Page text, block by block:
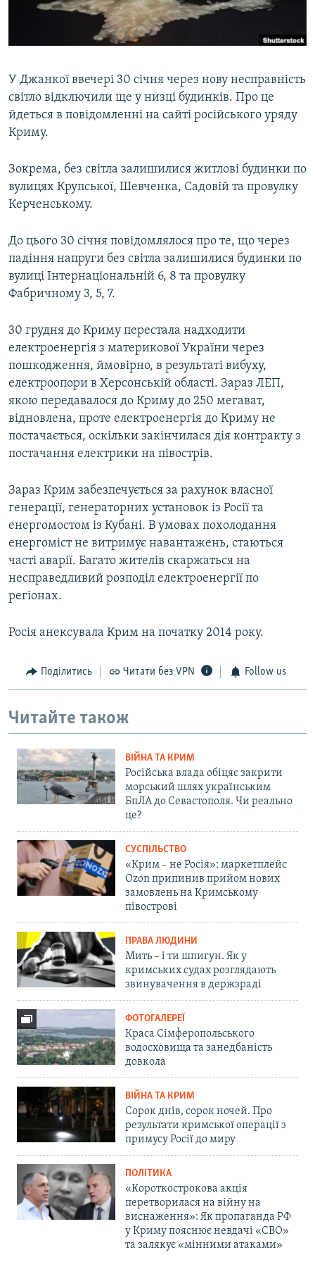
ВІДЕОУРОКИ «ELIFBE»
СВІДЧЕННЯ ОКУПАЦІЇ
Qırımtatar
ДОЛУЧАЙСЯ!
У Джанкої ввечері 30 січня через нову несправність
світло відключили ще у низці будинків. Про це
йдеться в повідомленні на сайті російського уряду
Криму.
Зокрема, без світла залишилися житлові будинки по
вулицях Крупської, Шевченка, Садовій та провулку
Керченському.
До цього 30 січня повідомлялося про те, що через
падіння напруги без світла залишилися будинки по
вулиці Інтернаціональній 6, 8 та провулку
Фабричному 3, 5, 7.
30 грудня до Криму перестала надходити
електроенергія з материкової України через
пошкодження, ймовірно, в результаті вибуху,
електроопори в Херсонській області. Зараз ЛЕП,
якою передавалося до Криму до 250 мегават,
відновлена, проте електроенергія до Криму не
постачається, оскільки закінчилася дія контракту з
постачання електрики на півострів.
Зараз Крим забезпечується за рахунок власної
генерації, генераторних установок із Росії та
енергомостом із Кубані. В умовах похолодання
енергоміст не витримує навантажень, стаються
часті аварії. Багато жителів скаржаться на
несправедливий розподіл електроенергії по
регіонах.
Росія анексувала Крим на початку 2014 року.
Поділитись Читати без VPN Follow us
Читайте також
ВІЙНА ТА КРИМ
Російська влада обіцяє закрити
морський шлях українським
БпЛА до Севастополя. Чи реально
це?
СУСПІЛЬСТВО
«Крим – не Росія»: маркетплейс
Ozon припинив прийом нових
замовлень на Кримському
півострові
ПРАВА ЛЮДИНИ
Мить – і ти шпигун. Як у
кримських судах розглядають
звинувачення в держзраді
ФОТОГАЛЕРЕЇ
Краса Сімферопольського
водосховища та занедбаність
довкола
ВІЙНА ТА КРИМ
Сорок днів, сорок ночей. Про
результати кримської операції з
примусу Росії до миру
ПОЛІТИКА
«Короткострокова акція
перетворилася на війну на
виснаження»: Як пропаганда РФ
у Криму пояснює невдачі «СВО»
та залякує «мінними атаками»